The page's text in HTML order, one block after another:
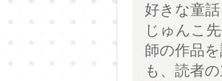
好きな童
じゅんこ
師の作品
も、読者